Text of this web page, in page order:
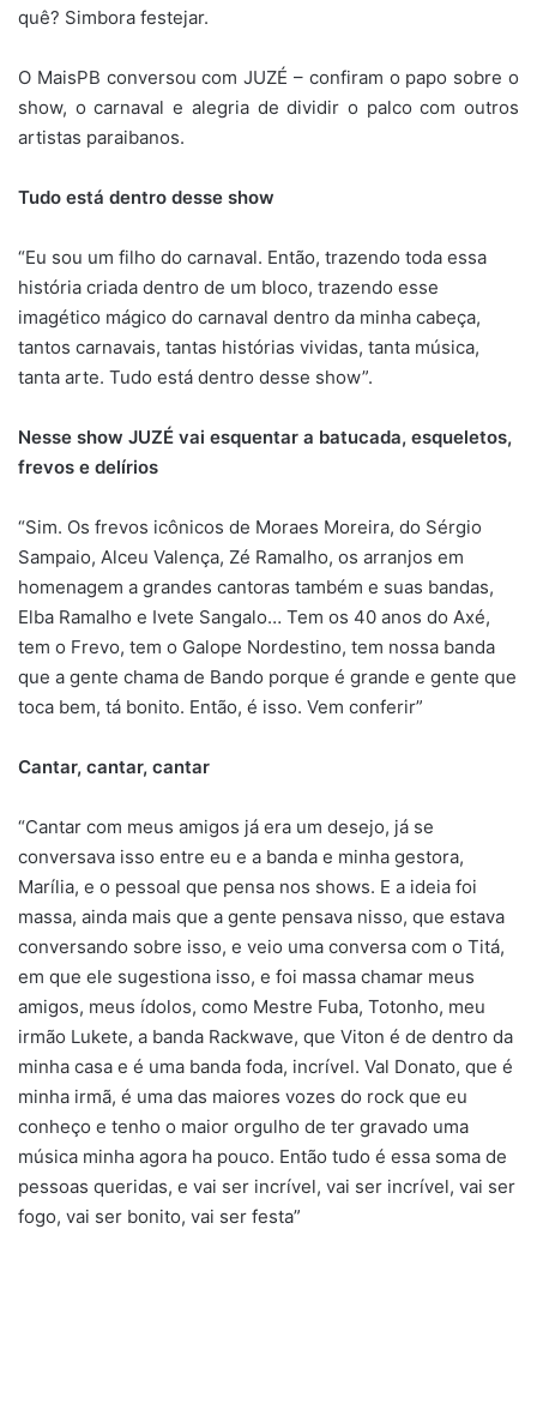
quê? Simbora festejar.
O MaisPB conversou com JUZÉ – confiram o papo sobre o
show, o carnaval e alegria de dividir o palco com outros
artistas paraibanos.
Tudo está dentro desse show
“Eu sou um filho do carnaval. Então, trazendo toda essa
história criada dentro de um bloco, trazendo esse
imagético mágico do carnaval dentro da minha cabeça,
tantos carnavais, tantas histórias vividas, tanta música,
tanta arte. Tudo está dentro desse show”.
Nesse show JUZÉ vai esquentar a batucada, esqueletos,
frevos e delírios
“Sim. Os frevos icônicos de Moraes Moreira, do Sérgio
Sampaio, Alceu Valença, Zé Ramalho, os arranjos em
homenagem a grandes cantoras também e suas bandas,
Elba Ramalho e Ivete Sangalo… Tem os 40 anos do Axé,
tem o Frevo, tem o Galope Nordestino, tem nossa banda
que a gente chama de Bando porque é grande e gente que
toca bem, tá bonito. Então, é isso. Vem conferir”
Cantar, cantar, cantar
“Cantar com meus amigos já era um desejo, já se
conversava isso entre eu e a banda e minha gestora,
Marília, e o pessoal que pensa nos shows. E a ideia foi
massa, ainda mais que a gente pensava nisso, que estava
conversando sobre isso, e veio uma conversa com o Titá,
em que ele sugestiona isso, e foi massa chamar meus
amigos, meus ídolos, como Mestre Fuba, Totonho, meu
irmão Lukete, a banda Rackwave, que Viton é de dentro da
minha casa e é uma banda foda, incrível. Val Donato, que é
minha irmã, é uma das maiores vozes do rock que eu
conheço e tenho o maior orgulho de ter gravado uma
música minha agora ha pouco. Então tudo é essa soma de
pessoas queridas, e vai ser incrível, vai ser incrível, vai ser
fogo, vai ser bonito, vai ser festa”